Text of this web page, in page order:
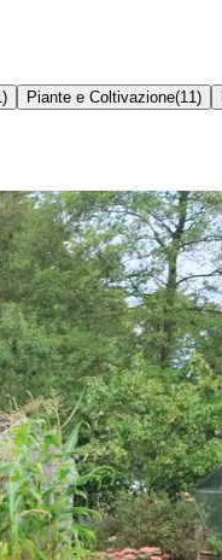
) Piante e Coltivazione(11 )